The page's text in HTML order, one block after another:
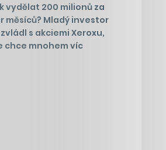
vydělat 200 milionů za
měsíců? Mladý investor
s akciemi Xeroxu,
chce mnohem víc